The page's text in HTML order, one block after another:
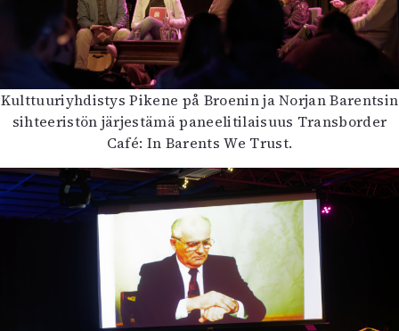
Kulttuuriyhdistys Pikene på Broenin ja Norjan Barentsin
sihteeristön järjestämä paneelitilaisuus Transborder
Café: In Barents We Trust.